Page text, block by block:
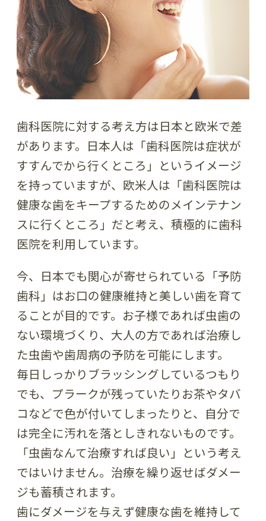
歯科医院に対する考え方は日本と欧米で差
があります。日本人は「歯科医院は症状が
すすんでから行くところ」というイメージ
を持っていますが、欧米人は「歯科医院は
健康な歯をキープするためのメインテナン
スに行くところ」だと考え、積極的に歯科
医院を利用しています。
今、日本でも関心が寄せられている「予防
歯科」はお口の健康維持と美しい歯を育て
ることが目的です。お子様であれば虫歯の
ない環境づくり、大人の方であれば治療し
た虫歯や歯周病の予防を可能にします。
毎日しっかりブラッシングしているつもり
でも、プラークが残っていたりお茶やタバ
コなどで色が付いてしまったりと、自分で
は完全に汚れを落としきれないものです。
「虫歯なんて治療すれば良い」という考え
ではいけません。治療を繰り返せばダメー
ジも蓄積されます。
歯にダメージを与えず健康な歯を維持して